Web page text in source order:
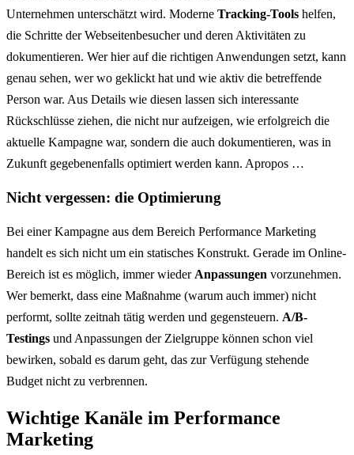
Unternehmen unterschätzt wird. Moderne Tracking-Tools helfen,
die Schritte der Webseitenbesucher und deren Aktivitäten zu
dokumentieren. Wer hier auf die richtigen Anwendungen setzt, kann
genau sehen, wer wo geklickt hat und wie aktiv die betreffende
Person war. Aus Details wie diesen lassen sich interessante
Rückschlüsse ziehen, die nicht nur aufzeigen, wie erfolgreich die
aktuelle Kampagne war, sondern die auch dokumentieren, was in
Zukunft gegebenenfalls optimiert werden kann. Apropos …
Nicht vergessen: die Optimierung
Bei einer Kampagne aus dem Bereich Performance Marketing
handelt es sich nicht um ein statisches Konstrukt. Gerade im Online-
Bereich ist es möglich, immer wieder Anpassungen vorzunehmen.
Wer bemerkt, dass eine Maßnahme (warum auch immer) nicht
performt, sollte zeitnah tätig werden und gegensteuern. A/B-
Testings und Anpassungen der Zielgruppe können schon viel
bewirken, sobald es darum geht, das zur Verfügung stehende
Budget nicht zu verbrennen.
Wichtige Kanäle im Performance
Marketing